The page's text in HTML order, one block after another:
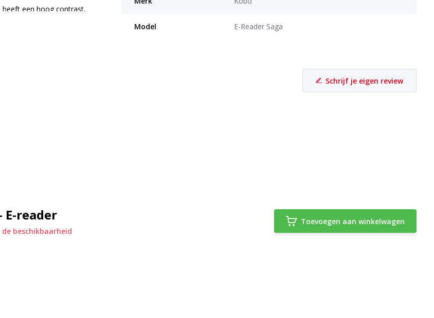
heeft een hoog contrast,
is een nieuwe manier
lezers
dual-band wifi voor
Sage ligt perfect in de
technologie kan je
notitieboek van de
Model E-Reader Saga
Schrijf je eigen review
E-reader
beschikbaarheid
Toevoegen aan winkelwagen